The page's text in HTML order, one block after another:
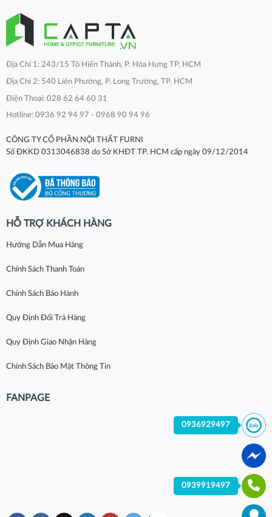
Địa Chỉ 1: 243/15 Tô Hiến Thành, P. Hòa Hưng TP. HCM
Địa Chỉ 2: 540 Liên Phường, P. Long Trường, TP. HCM
Điện Thoại: 028 62 64 60 31
Hotline: 0936 92 94 97 - 0968 90 94 96
CÔNG TY CỔ PHẦN NỘI THẤT FURNI
Số ĐKKD 0313046838 do Sở KHĐT TP. HCM cấp ngày 09/12/2014
HỖ TRỢ KHÁCH HÀNG
Hướng Dẫn Mua Hàng
Chính Sách Thanh Toán
Chính Sách Bảo Hành
Quy Định Đổi Trả Hàng
Quy Định Giao Nhận Hàng
Chính Sách Bảo Mật Thông Tin
FANPAGE
0936929497
0939919497